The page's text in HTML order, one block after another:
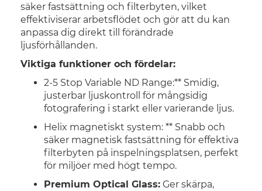
säker fastsättning och filterbyten, vilket
effektiviserar arbetsflödet och gör att du kan
anpassa dig direkt till förändrade
ljusförhållanden.
Viktiga funktioner och fördelar:
2-5 Stop Variable ND Range:** Smidig,
justerbar ljuskontroll för mångsidig
fotografering i starkt eller varierande ljus.
Helix magnetiskt system: ** Snabb och
säker magnetisk fastsättning för effektiva
filterbyten på inspelningsplatsen, perfekt
för miljöer med högt tempo.
Premium Optical Glass: Ger skärpa,